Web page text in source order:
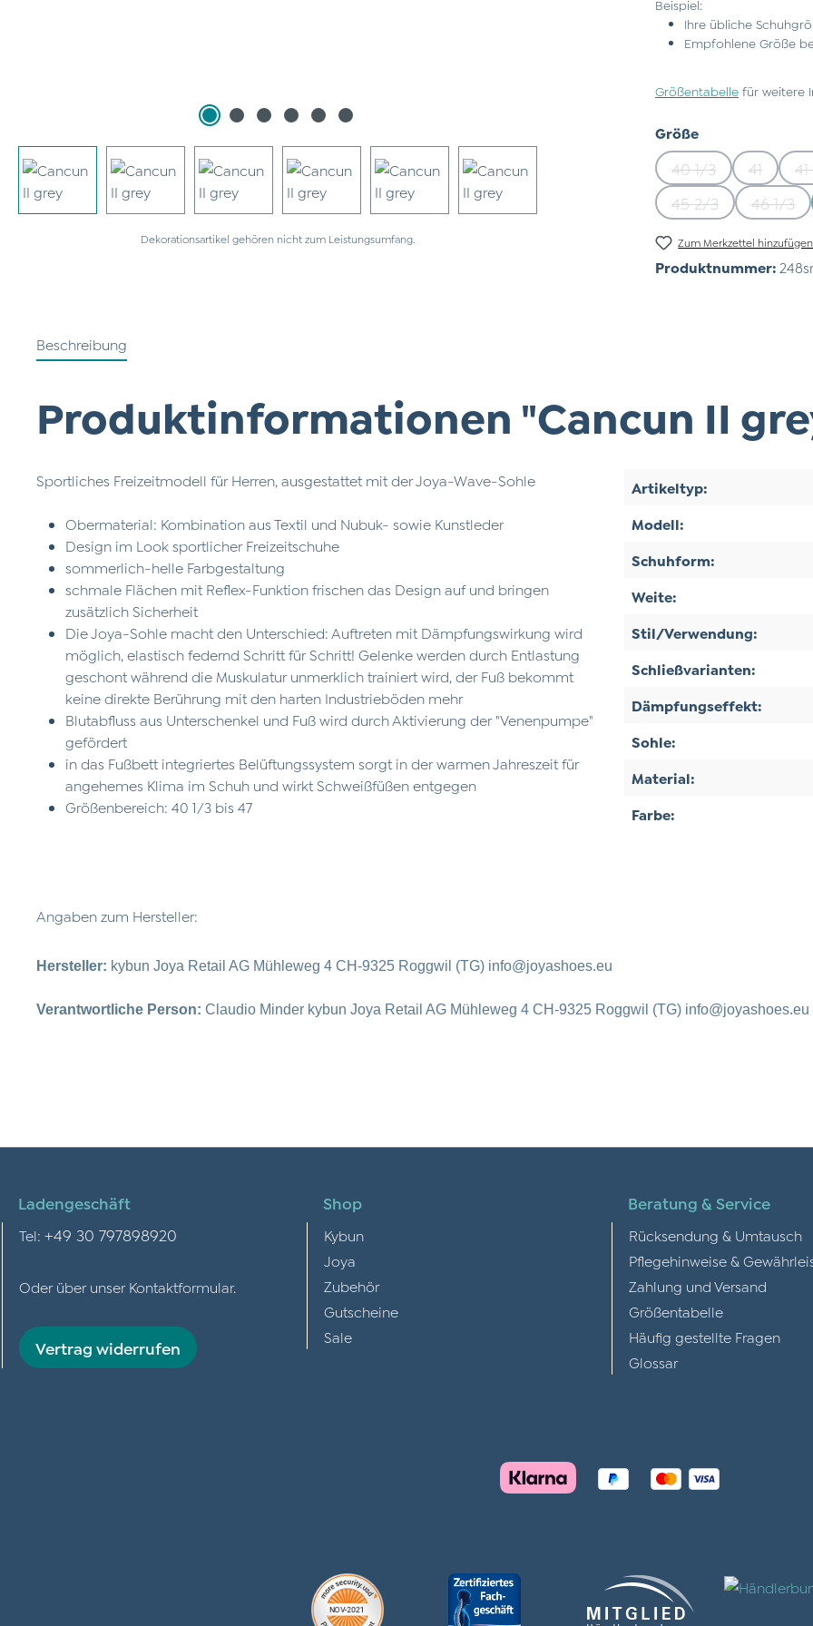
Dekorationsartikel gehören nicht zum Leistungsumfang.
Beispiel:
Ihre übliche
Empfohlene Größe
Größentabelle für weitere
Größeauswählen
40 1/3(Diese Option ist
41(Diese
45 2/3(Diese Option ist
46 1/3
Zum Merkzettel hinzufügen
Produktnummer:
Beschreibung
Produktinformationen "Cancun II
Sportliches Freizeitmodell für Herren, ausgestattet mit der Joya-Wave-Sohle
Obermaterial: Kombination aus Textil und Nubuk- sowie Kunstleder
Design im Look sportlicher Freizeitschuhe
sommerlich-helle Farbgestaltung
schmale Flächen mit Reflex-Funktion frischen das Design auf und bringen
zusätzlich Sicherheit
Die Joya-Sohle macht den Unterschied: Auftreten mit Dämpfungswirkung wird
möglich, elastisch federnd Schritt für Schritt! Gelenke werden durch Entlastung
geschont während die Muskulatur unmerklich trainiert wird, der Fuß bekommt
keine direkte Berührung mit den harten Industrieböden mehr
Blutabfluss aus Unterschenkel und Fuß wird durch Aktivierung der "Venenpumpe"
gefördert
in das Fußbett integriertes Belüftungssystem sorgt in der warmen Jahreszeit für
angehemes Klima im Schuh und wirkt Schweißfüßen entgegen
Größenbereich: 40 1/3 bis 47
Artikeltyp:
Modell:
Schuhform:
Weite:
Stil/Verwendung:
Schließvarianten:
Dämpfungseffekt:
Sohle:
Material:
Farbe:
Angaben zum Hersteller:
Hersteller: kybun Joya Retail AG Mühleweg 4 CH-9325 Roggwil (TG) info@joyashoes.eu
Verantwortliche Person: Claudio Minder kybun Joya Retail AG Mühleweg 4 CH-9325 Roggwil (TG) info@joyashoes.eu
Ladengeschäft
Tel: +49 30 797898920
Oder über unser Kontaktformular.
Vertrag widerrufen
Shop
Kybun
Joya
Zubehör
Gutscheine
Sale
Beratung & Service
Rücksendung & Umtausch
Pflegehinweise &
Zahlung und Versand
Größentabelle
Häufig gestellte Fragen
Glossar